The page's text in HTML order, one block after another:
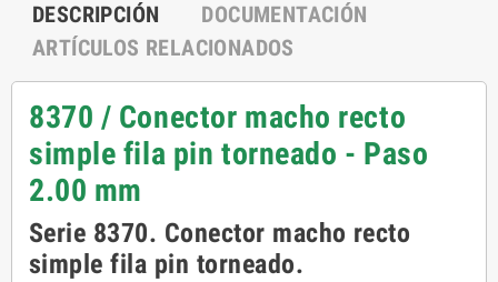
DESCRIPCIÓN
DOCUMENTACIÓN
ARTÍCULOS RELACIONADOS
8370 / Conector macho recto
simple fila pin torneado - Paso
2.00 mm
Serie 8370. Conector macho recto
simple fila pin torneado.